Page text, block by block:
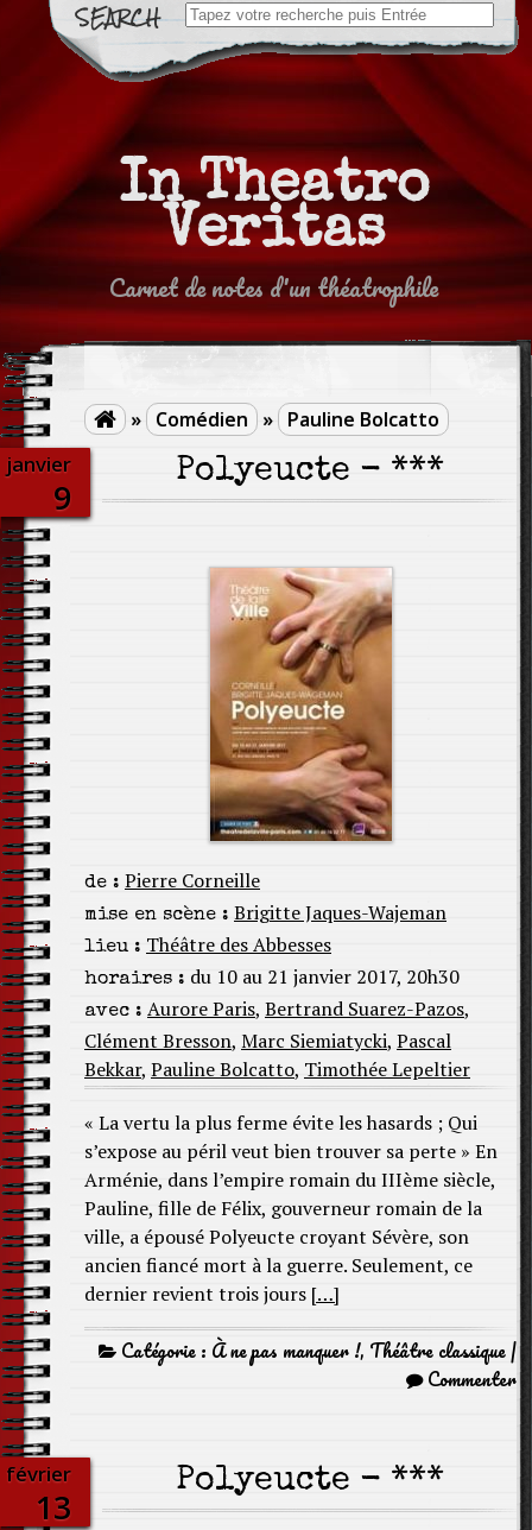
Search
for:
In Theatro
Veritas
Carnet de notes d'un théatrophile
 » Comédien » Pauline Bolcatto
janvier
9
Polyeucte - ***
de : Pierre Corneille
mise en scène : Brigitte Jaques-Wajeman
lieu : Théâtre des Abbesses
horaires : du 10 au 21 janvier 2017, 20h30
avec : Aurore Paris, Bertrand Suarez-Pazos,
Clément Bresson, Marc Siemiatycki, Pascal
Bekkar, Pauline Bolcatto, Timothée Lepeltier
« La vertu la plus ferme évite les hasards ; Qui
s’expose au péril veut bien trouver sa perte » En
Arménie, dans l’empire romain du IIIème siècle,
Pauline, fille de Félix, gouverneur romain de la
ville, a épousé Polyeucte croyant Sévère, son
ancien fiancé mort à la guerre. Seulement, ce
dernier revient trois jours […]
Catégorie : À ne pas manquer !, Théâtre classique|
Commenter
février
13
Polyeucte - ***